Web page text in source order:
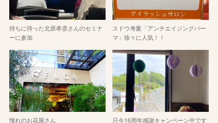
待ちに待った北原孝彦さんのセミナ
ーに参加
スドウ考案「アンチエイジングパー
マ」徐々に人気！！
憧れのお花屋さん
只今16周年感謝キャンペーン中です